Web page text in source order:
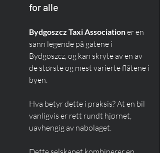
for alle
Bydgoszcz Taxi Association er en
sann legende på gatene i
Bydgoszcz, og kan skryte av en av
de største og mest varierte flåtene i
byen.
Hva betyr dette i praksis? At en bil
vanligvis er rett rundt hjørnet,
uavhengig av nabolaget.